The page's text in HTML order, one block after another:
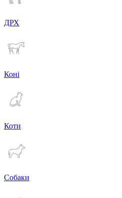
ДРХ
Коні
Коти
Собаки